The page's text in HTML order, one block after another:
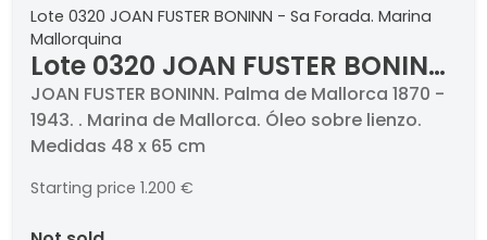
Lote 0320 JOAN FUSTER BONINN - Sa Forada. Marina
Mallorquina
Lote 0320 JOAN FUSTER BONINN
- Sa Forada. Marina
Mallorquina
JOAN FUSTER BONINN. Palma de Mallorca 1870 -
1943. . Marina de Mallorca. Óleo sobre lienzo.
Medidas 48 x 65 cm
Starting price 1.200 €